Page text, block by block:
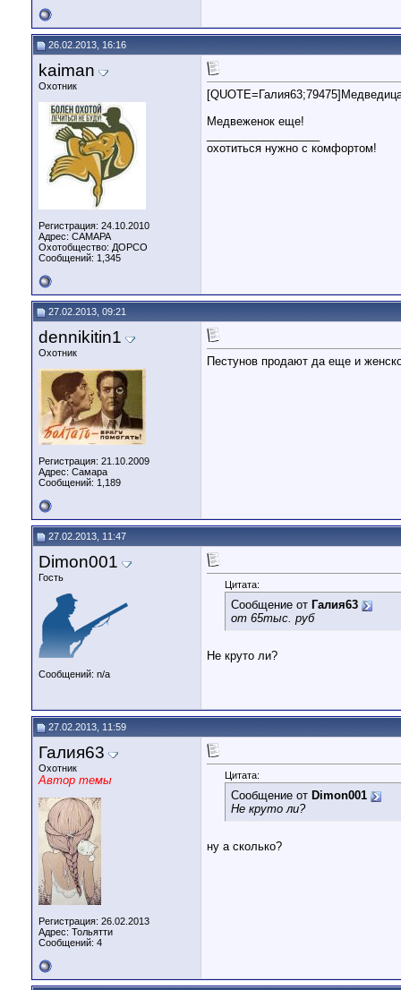
26.02.2013, 16:16
kaiman
Охотник
Регистрация: 24.10.2010
Адрес: САМАРА
Охотобщество: ДОРСО
Сообщений: 1,345
Медвеженок еще!
охотиться нужно с комфортом!
27.02.2013, 09:21
dennikitin1
Охотник
Регистрация: 21.10.2009
Адрес: Самара
Сообщений: 1,189
Пестунов продают да еще и
27.02.2013, 11:47
Dimon001
Гость
Сообщений: n/a
Цитата:
Сообщение от Галия63
от 65тыс. руб
Не круто ли?
27.02.2013, 11:59
Галия63
Охотник
Автор темы
Регистрация: 26.02.2013
Адрес: Тольятти
Сообщений: 4
Цитата:
Сообщение от Dimon001
Не круто ли?
ну а сколько?